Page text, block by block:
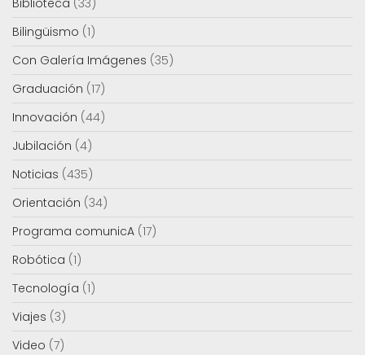
Bilingüismo (1)
Con Galería Imágenes (35)
Graduación (17)
Innovación (44)
Jubilación (4)
Noticias (435)
Orientación (34)
Programa comunicA (17)
Robótica (1)
Tecnología (1)
Viajes (3)
Video (7)